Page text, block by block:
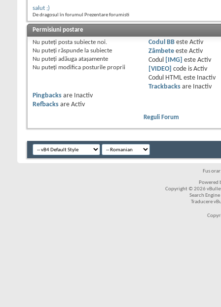
salut ;)
De dragosul în forumul Prezentare forumisti
Permisiuni postare
Nu puteţi posta subiecte noi.
Nu puteţi răspunde la subiecte
Nu puteţi adăuga ataşamente
Nu puteţi modifica posturile proprii
Codul BBeste Activ
Zâmbeteeste Activ
Codul
[IMG] este Activ
[VIDEO]
code is Activ
Codul HTML este
Inactiv
Trackbacksare
Inactiv
Pingbacks are
Inactiv
Refbacks are Activ
Reguli Forum
Fus
Powered
Copyright © 2026
Search
Traducere